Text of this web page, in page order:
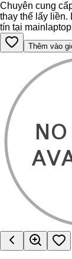
Chuyên cung
thay thế lấy liền.
tín tại
Thêm vào